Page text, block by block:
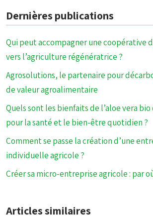
Dernières publications
Qui peut accompagner une coopérative
vers l’agriculture régénératrice ?
Agrosolutions, le partenaire pour
de valeur agroalimentaire
Quels sont les bienfaits de l’aloe vera
pour la santé et le bien-être quotidien ?
Comment se passe la création d’une
individuelle agricole ?
Créer sa micro-entreprise agricole : par
Articles similaires